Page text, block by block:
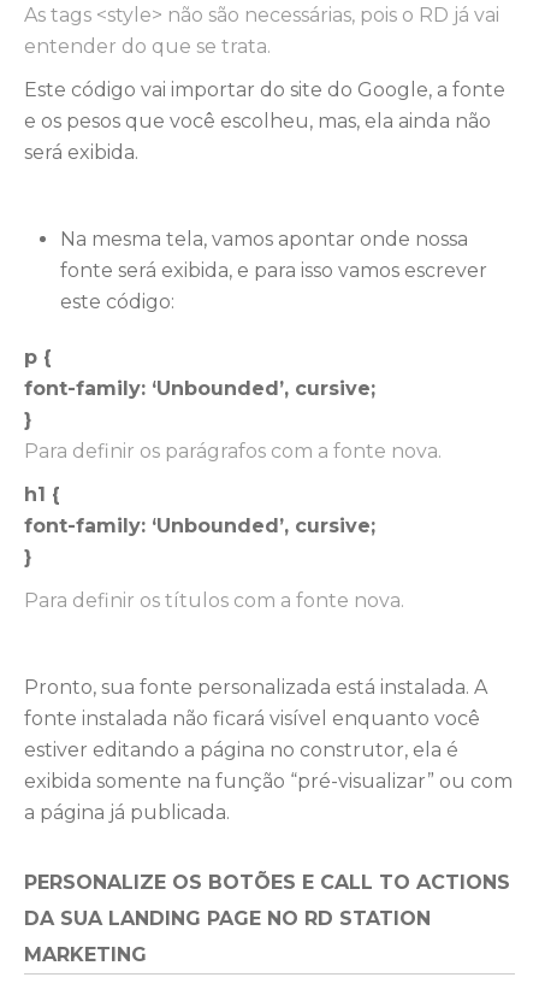
As tags <style> não são necessárias, pois o RD já vai
entender do que se trata.
Este código vai importar do site do Google, a fonte
e os pesos que você escolheu, mas, ela ainda não
será exibida.
Na mesma tela, vamos apontar onde nossa
fonte será exibida, e para isso vamos escrever
este código:
p {
font-family: ‘Unbounded’, cursive;
}
Para definir os parágrafos com a fonte nova.
h1 {
font-family: ‘Unbounded’, cursive;
}
Para definir os títulos com a fonte nova.
Pronto, sua fonte personalizada está instalada. A
fonte instalada não ficará visível enquanto você
estiver editando a página no construtor, ela é
exibida somente na função “pré-visualizar” ou com
a página já publicada.
PERSONALIZE OS BOTÕES E CALL TO ACTIONS
DA SUA LANDING PAGE NO RD STATION
MARKETING